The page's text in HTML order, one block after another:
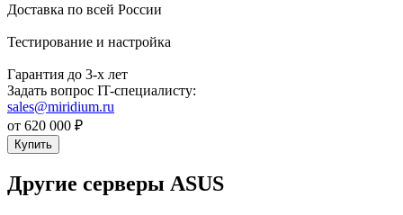
Доставка по всей России
Тестирование и настройка
Гарантия до 3-х лет
Задать вопрос IT-специалисту:
sales@miridium.ru
от 620 000 ₽
Купить
Другие серверы ASUS